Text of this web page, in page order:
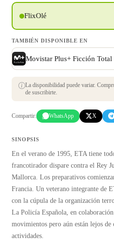
FlixOlé
TAMBIÉN DISPONIBLE EN
Movistar Plus+ Ficción Total
La disponibilidad puede variar.
de suscribirte.
Compartir: WhatsApp X
SINOPSIS
En el verano de 1995, ETA tiene
francotirador dispare contra el Rey
Mallorca. Los preparativos
Francia. Un veterano integrante de
con la cúpula de la organización
La Policía Española, en
movimientos pero aún están lejos
actividades.